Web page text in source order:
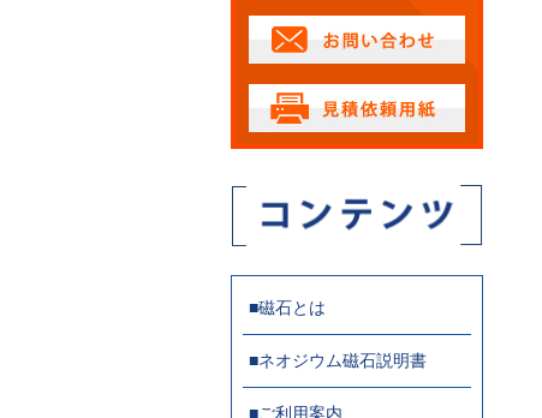
■磁石とは
■ネオジウム磁石説明書
■ご利用案内